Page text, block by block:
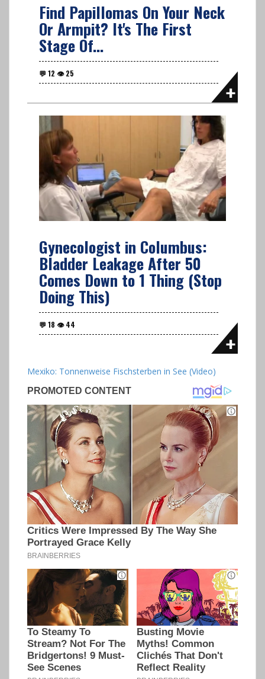
Find Papillomas On Your Neck
Or Armpit? It's The First
Stage Of...
Gynecologist in Columbus:
Bladder Leakage After 50
Comes Down to 1 Thing (Stop
Doing This)
Mexiko: Tonnenweise Fischsterben in See (Video)